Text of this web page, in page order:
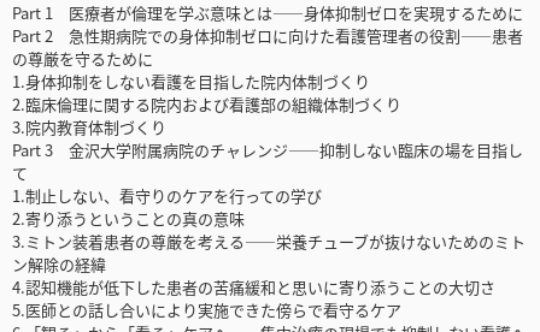
Part 1 医療者が倫理を学ぶ意味とは――身体抑制ゼロを実現するために
Part 2 急性期病院での身体抑制ゼロに向けた看護管理者の役割――患者
の尊厳を守るために
1.身体抑制をしない看護を目指した院内体制づくり
2.臨床倫理に関する院内および看護部の組織体制づくり
3.院内教育体制づくり
Part 3 金沢大学附属病院のチャレンジ――抑制しない臨床の場を目指し
て
1.制止しない、看守りのケアを行っての学び
2.寄り添うということの真の意味
3.ミトン装着患者の尊厳を考える――栄養チューブが抜けないためのミト
ン解除の経緯
4.認知機能が低下した患者の苦痛緩和と思いに寄り添うことの大切さ
5.医師との話し合いにより実施できた傍らで看守るケア